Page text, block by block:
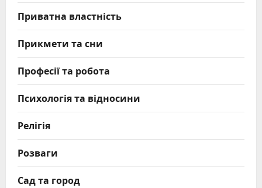
Приватна властність
Прикмети та сни
Професії та робота
Психологія та відносини
Релігія
Розваги
Сад та город